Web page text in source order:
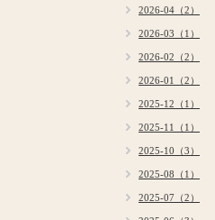
2026-04（2）
2026-03（1）
2026-02（2）
2026-01（2）
2025-12（1）
2025-11（1）
2025-10（3）
2025-08（1）
2025-07（2）